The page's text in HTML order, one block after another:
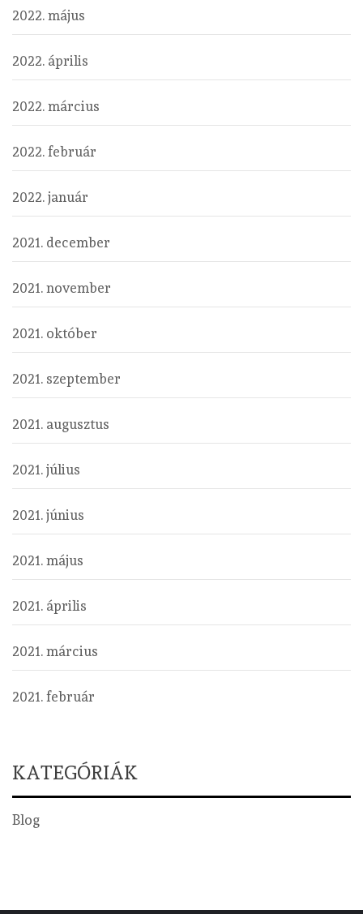
2022. május
2022. április
2022. március
2022. február
2022. január
2021. december
2021. november
2021. október
2021. szeptember
2021. augusztus
2021. július
2021. június
2021. május
2021. április
2021. március
2021. február
KATEGÓRIÁK
Blog